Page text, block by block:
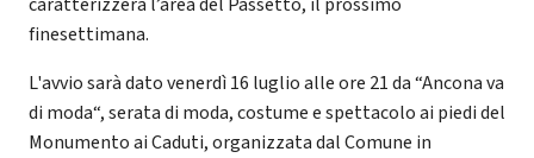
caratterizzerà l’area del Passetto, il prossimo
finesettimana.
L'avvio sarà dato venerdì 16 luglio alle ore 21 da “Ancona va
di moda“, serata di moda, costume e spettacolo ai piedi del
Monumento ai Caduti, organizzata dal Comune in